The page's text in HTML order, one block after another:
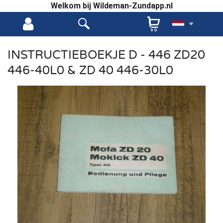
Welkom bij Wildeman-Zundapp.nl
INSTRUCTIEBOEKJE D - 446 ZD20
446-40L0 & ZD 40 446-30L0